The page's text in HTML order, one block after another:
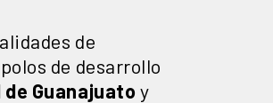
de
de desarrollo
Guanajuato y